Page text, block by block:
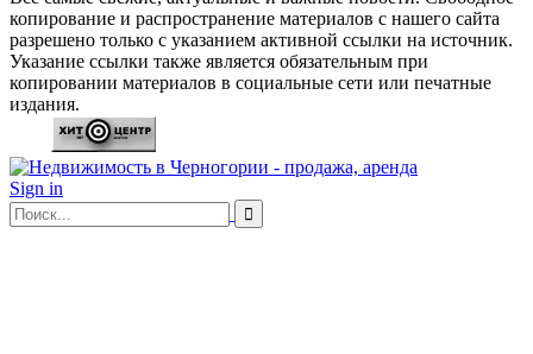
копирование и распространение материалов с нашего сайта
разрешено только с указанием активной ссылки на источник.
Указание ссылки также является обязательным при
копировании материалов в социальные сети или печатные
издания.
Sign in